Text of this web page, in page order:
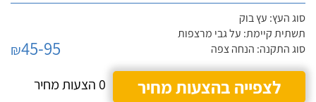
סוג העץ: עץ בוק
תשתית קיימת: על גבי מרצפות
סוג התקנה: הנחה צפה
₪45-95
לצפייה בהצעות מחיר
0 הצעות מחיר